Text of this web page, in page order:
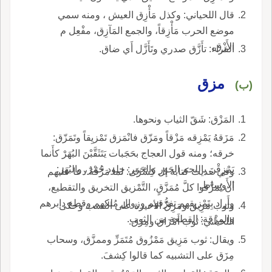
قال اللحياني: وكذل مَأْزِق العيش ، ومنه سمي
موضع الحرب مَأْزِقاً، والجمع المَآزِق، مفْعِل م
الأَزْق.
الفراء: تأَزَّق صدري وتَأَزَّل أَي ضاق.
(ب) مزق
المَزْق: شَقّ الثياب ونحوها.
مَزَقهُ يَمْزِقه مَزْقاً ومَزّق فانْمَزق تَمْزيِقاً وتَمَزّق:
خرقه؛ ومنه قول العجاج بحَجَبات يَتَثَقَّبْنَ البُهَرْ كأَنما
يَمْزِقْنَ باللحم الحَوَر والحَوَر: جلود حُمْرٌ، والبُهَر:
الأَوساط.
وفي حديث كتابه إل كِسْرَى: لما مَزَّقَهُ دعا عليهم
أن يُمَزَّقوا كلَّ مُمَزَّقٍ، التَّمْزيق التخريق والتقطيع،
وأَراد بِتَمْزيقهم تفرُّقهم وزوال مُلكهم وقطع دابرهم
والمِزْقة: القطعة من الثوب.
وثوب مَزِيق ومَزِقٌ الأخيرة على النسب وحكى
اللحياني: ثوب أَمْزَاق ومِزَق.
ويقال: ثوب مَزِيق مَمْزُوق مُتَمَزِّ وممزَّق، وسحاب
مِزَق على التشبيه كما قالوا كِشفَ.